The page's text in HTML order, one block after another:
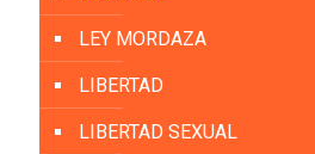
LEY MORDAZA
LIBERTAD
LIBERTAD SEXUAL